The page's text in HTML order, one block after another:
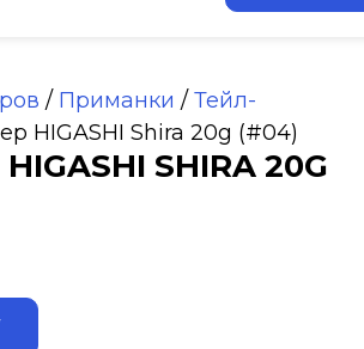
/ Приманки / Тейл-
HIGASHI Shira 20g (#04)
SHIRA 20G